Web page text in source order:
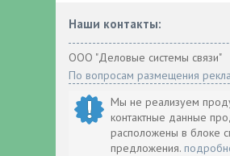
Наши контакты:
ООО "Деловые системы связи"
По вопросам размещения
Мы не реализуем
контактные данные
расположены в блоке
предложения.